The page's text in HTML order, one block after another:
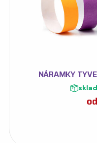
NÁRAMKY
od